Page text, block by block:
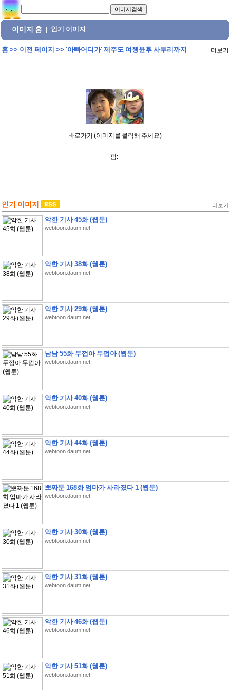
이미지 홈 인기 이미지
홈>> 이전 페이지 >> '아빠어디가' 제주도 여행윤후 사투리까지 더보기
바로가기 (이미지를 클릭해 주세요)
펌:
인기 이미지 더보기
악한 기사 45화 (웹툰)
webtoon.daum.net
악한 기사 38화 (웹툰)
webtoon.daum.net
악한 기사 29화 (웹툰)
webtoon.daum.net
남남 55화 두껍아 두껍아 (웹툰)
webtoon.daum.net
악한 기사 40화 (웹툰)
webtoon.daum.net
악한 기사 44화 (웹툰)
webtoon.daum.net
뽀짜툰 168화 엄마가 사라졌다 1 (웹툰)
webtoon.daum.net
악한 기사 30화 (웹툰)
webtoon.daum.net
악한 기사 31화 (웹툰)
webtoon.daum.net
악한 기사 46화 (웹툰)
webtoon.daum.net
악한 기사 51화 (웹툰)
webtoon.daum.net